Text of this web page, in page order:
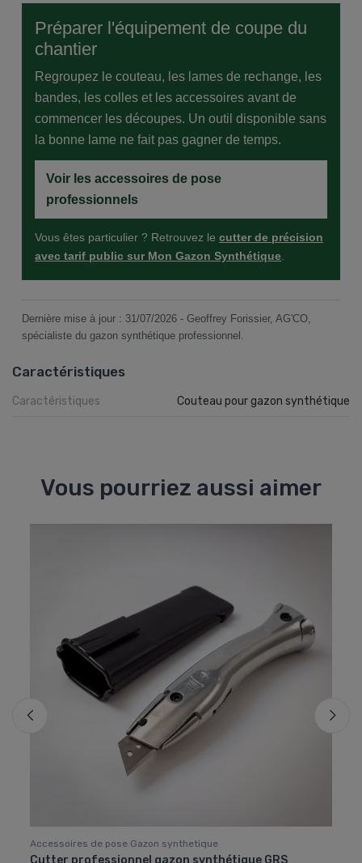
Préparer l'équipement de coupe du
chantier
Regroupez le couteau, les lames de rechange, les
bandes, les colles et les accessoires avant de
commencer les découpes. Un outil disponible sans
la bonne lame ne fait pas gagner de temps.
Voir les accessoires de pose
professionnels
Vous êtes particulier ? Retrouvez le cutter de précision
avec tarif public sur Mon Gazon Synthétique.
Dernière mise à jour : 31/07/2026 - Geoffrey Forissier, AG'CO,
spécialiste du gazon synthétique professionnel.
Caractéristiques
Caractéristiques Couteau pour gazon synthétique
Vous pourriez aussi aimer
Accessoires de pose Gazon synthetique
Cutter professionnel gazon synthétique GRS